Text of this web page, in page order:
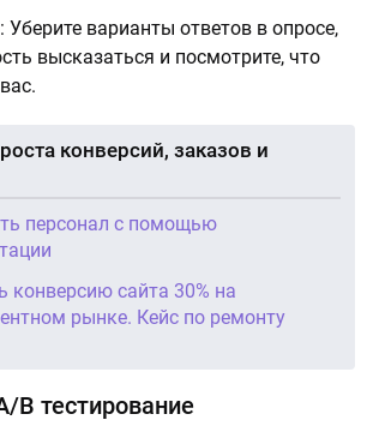
: Уберите варианты ответов в опросе,
высказаться и посмотрите, что
конверсий, заказов и
персонал с помощью
конверсию сайта 30% на
рынке. Кейс по ремонту
В тестирование